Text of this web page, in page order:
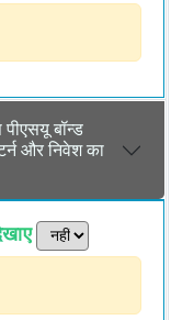
बॉन्ड
और निवेश का